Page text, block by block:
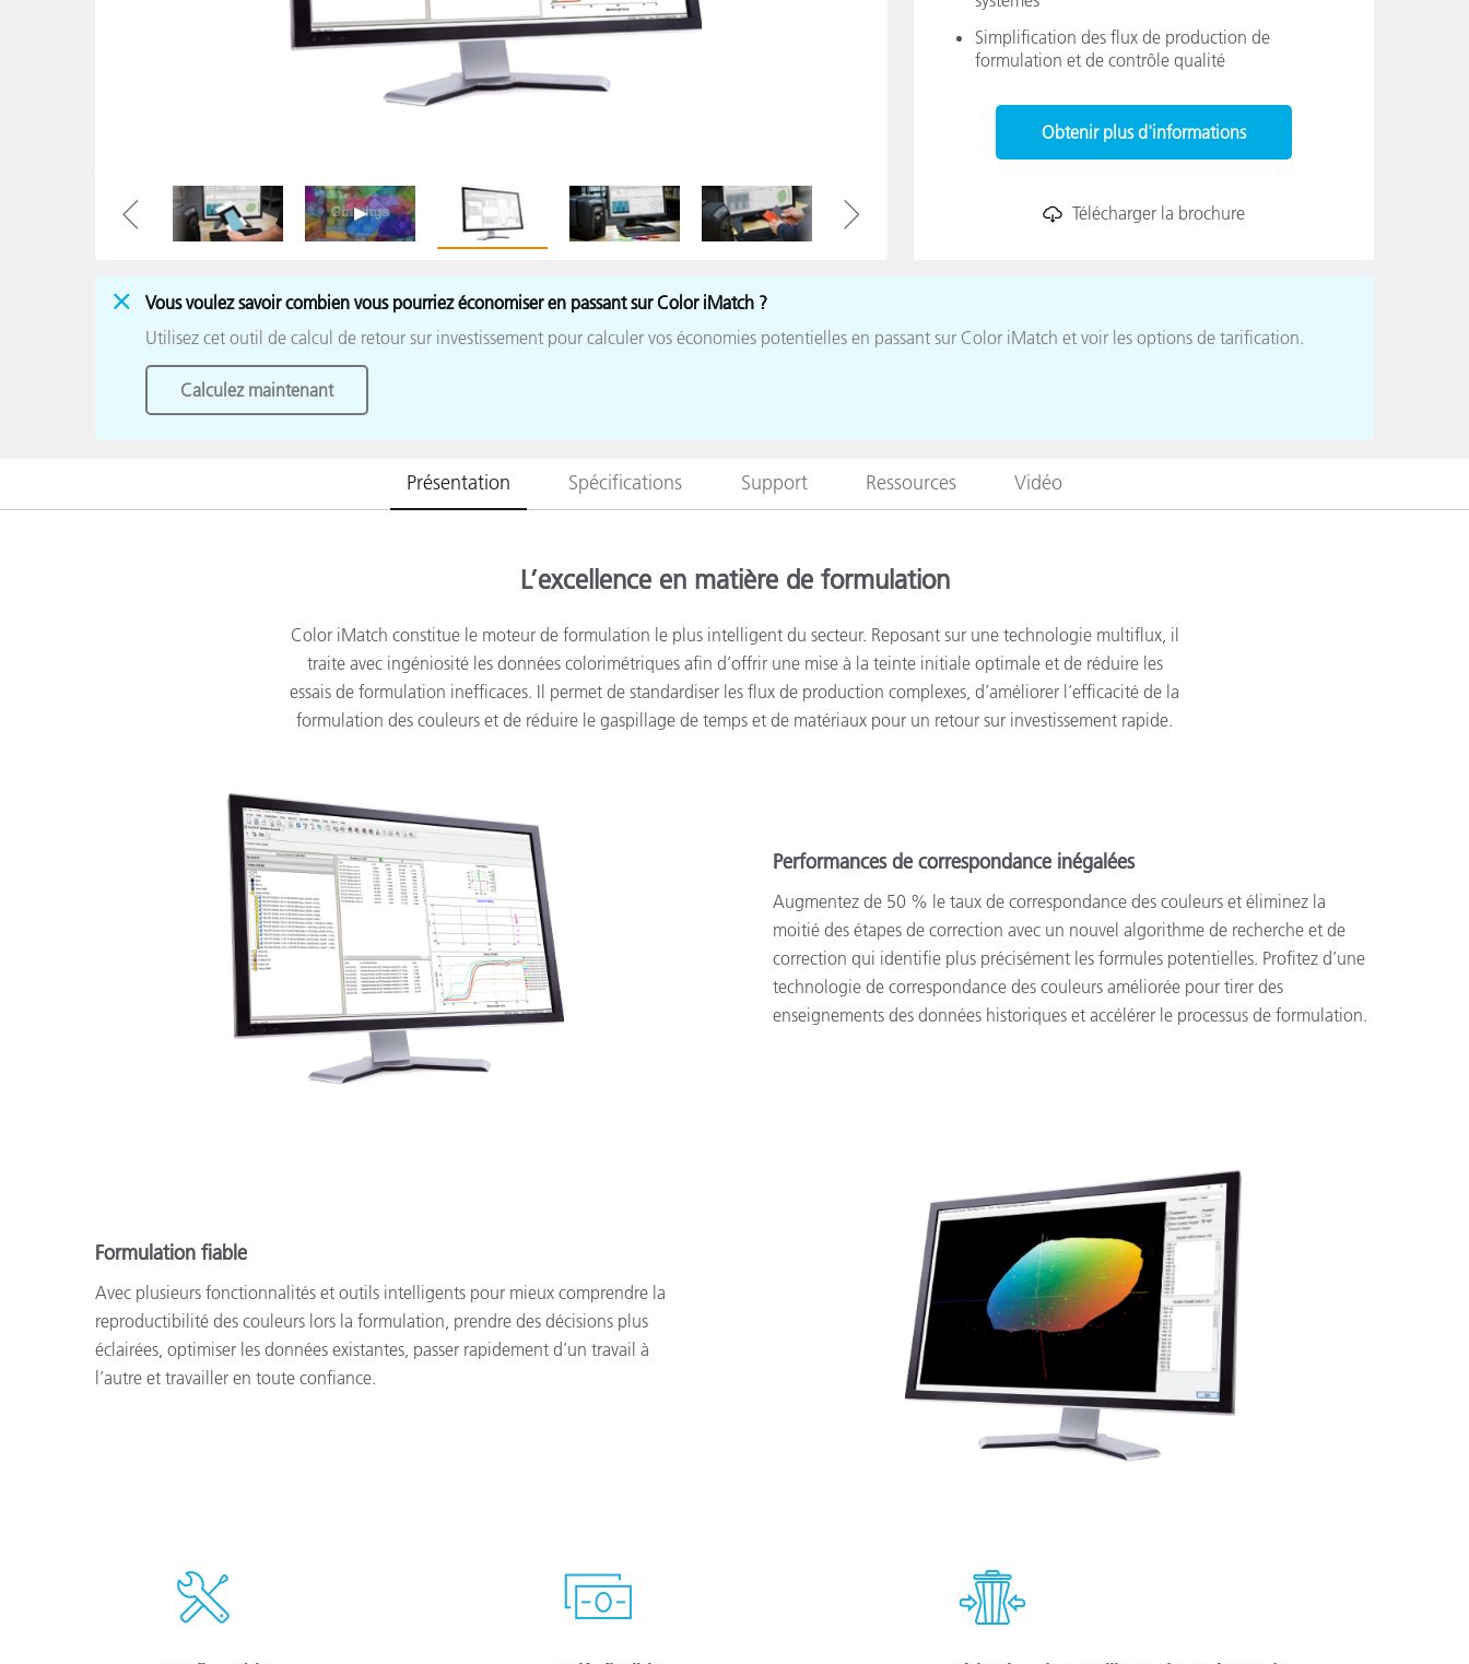
Cosmétiques
Simplification des flux de production de
formulation et de contrôle qualité
Obtenir plus d'informations
Télécharger la brochure
Vous voulez savoir combien vous pourriez économiser en passant sur Color iMatch ?
Utilisez cet outil de calcul de retour sur investissement pour calculer vos économies potentielles en passant sur Color iMatch et voir les options de tarification.
Calculez maintenant
Présentation Spécifications Support Ressources Vidéo
L’excellence en matière de formulation
Color iMatch constitue le moteur de formulation le plus intelligent du secteur. Reposant sur une technologie multiflux, il
traite avec ingéniosité les données colorimétriques afin d’offrir une mise à la teinte initiale optimale et de réduire les
essais de formulation inefficaces. Il permet de standardiser les flux de production complexes, d’améliorer l’efficacité de la
formulation des couleurs et de réduire le gaspillage de temps et de matériaux pour un retour sur investissement rapide.
Performances de correspondance inégalées
Augmentez de 50 % le taux de correspondance des couleurs et éliminez la
moitié des étapes de correction avec un nouvel algorithme de recherche et de
correction qui identifie plus précisément les formules potentielles. Profitez d’une
technologie de correspondance des couleurs améliorée pour tirer des
enseignements des données historiques et accélérer le processus de formulation.
Formulation fiable
Avec plusieurs fonctionnalités et outils intelligents pour mieux comprendre la
reproductibilité des couleurs lors la formulation, prendre des décisions plus
éclairées, optimiser les données existantes, passer rapidement d’un travail à
l’autre et travailler en toute confiance.